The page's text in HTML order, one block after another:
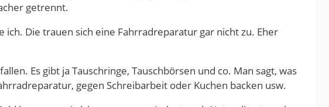
getrennt.
Die trauen sich eine Fahrradreparatur gar nicht zu. Eher
Es gibt ja Tauschringe, Tauschbörsen und co. Man sagt, was
gegen Schreibarbeit oder Kuchen backen usw.